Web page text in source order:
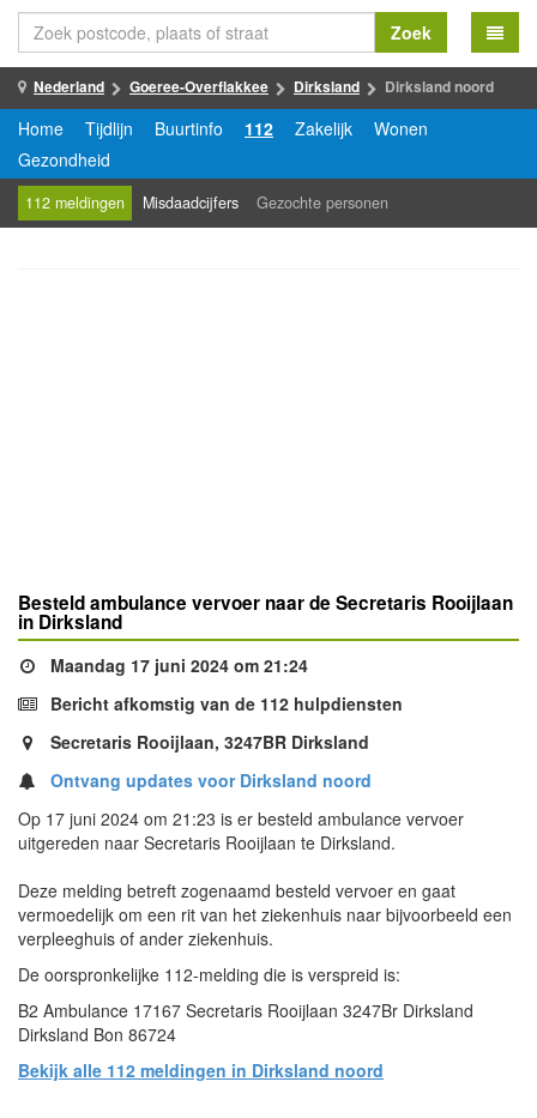
Zoek
Nederland Goeree-Overflakkee Dirksland Dirksland noord
Home Tijdlijn Buurtinfo 112 Zakelijk
Wonen
Gezondheid
112 meldingen Misdaadcijfers Gezochte personen
Besteld ambulance vervoer naar de Secretaris Rooijlaan
in Dirksland
Maandag 17 juni 2024 om 21:24
Bericht afkomstig van de 112 hulpdiensten
Secretaris Rooijlaan, 3247BR Dirksland
Ontvang updates voor Dirksland noord
Op 17 juni 2024 om 21:23 is er besteld ambulance vervoer
uitgereden naar Secretaris Rooijlaan te Dirksland.
Deze melding betreft zogenaamd besteld vervoer en gaat
vermoedelijk om een rit van het ziekenhuis naar bijvoorbeeld een
verpleeghuis of ander ziekenhuis.
De oorspronkelijke 112-melding die is verspreid is:
B2 Ambulance 17167 Secretaris Rooijlaan 3247Br Dirksland
Dirksland Bon 86724
Bekijk alle 112 meldingen in Dirksland noord